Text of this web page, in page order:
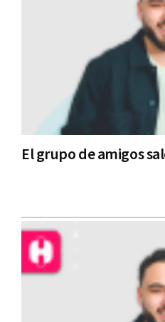
El grupo de amigos